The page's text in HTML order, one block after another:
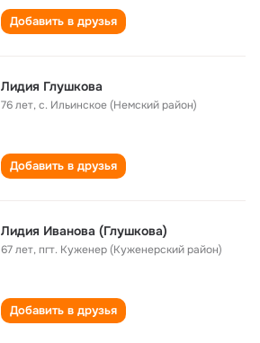
Добавить в друзья
Лидия Глушкова
76 лет,с. Ильинское (Немский район)
Добавить в друзья
Лидия Иванова (Глушкова)
67 лет,пгт. Куженер (Куженерский район)
Добавить в друзья